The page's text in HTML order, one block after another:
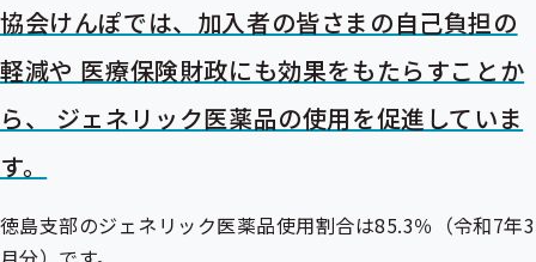
協会けんぽでは、加入者の皆さまの自己負担の
軽減や 医療保険財政にも効果をもたらすことか
ら、 ジェネリック医薬品の使用を促進していま
す。
徳島支部のジェネリック医薬品使用割合は85.3％（令和7年3